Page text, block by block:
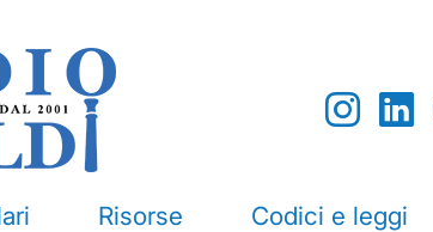
Risorse Codici e leggi